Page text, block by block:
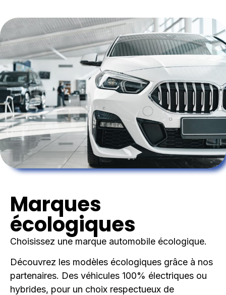
Marques
écologiques
Choisissez une marque automobile écologique.
Découvrez les modèles écologiques grâce à nos
partenaires. Des véhicules 100% électriques ou
hybrides, pour un choix respectueux de